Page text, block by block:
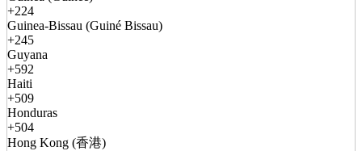
+224
Guinea-Bissau (Guiné Bissau)
+245
Guyana
+592
Haiti
+509
Honduras
+504
Hong Kong (香港)